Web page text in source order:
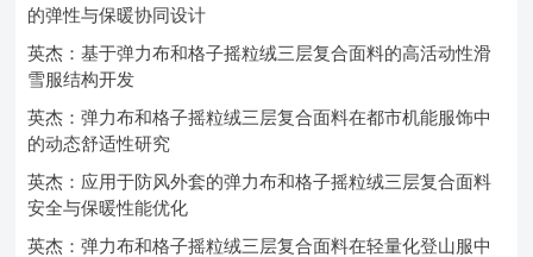
的弹性与保暖协同设计
英杰：基于弹力布和格子摇粒绒三层复合面料的高活动性滑
雪服结构开发
英杰：弹力布和格子摇粒绒三层复合面料在都市机能服饰中
的动态舒适性研究
英杰：应用于防风外套的弹力布和格子摇粒绒三层复合面料
安全与保暖性能优化
英杰：弹力布和格子摇粒绒三层复合面料在轻量化登山服中